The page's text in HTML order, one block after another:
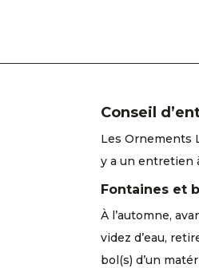
Conseil
Les Ornements
y a un entretien
Fontaines et
À l’automne,
videz d’eau,
bol(s) d’un